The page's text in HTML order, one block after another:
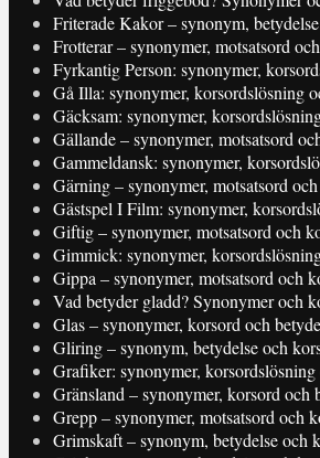
Friterade Kakor – synonym,
Frotterar – synonymer, motsatsord
Fyrkantig Person: synonymer,
Gå Illa: synonymer, korsordslösning
Gäcksam: synonymer,
Gällande – synonymer, motsatsord
Gammeldansk: synonymer,
Gärning – synonymer, motsatsord
Gästspel I Film: synonymer,
Giftig – synonymer, motsatsord och
Gimmick: synonymer,
Gippa – synonymer, motsatsord och
Vad betyder gladd? Synonymer och
Glas – synonymer, korsord och
Gliring – synonym, betydelse och
Grafiker: synonymer,
Gränsland – synonymer, korsord och
Grepp – synonymer, motsatsord och
Grimskaft – synonym, betydelse och